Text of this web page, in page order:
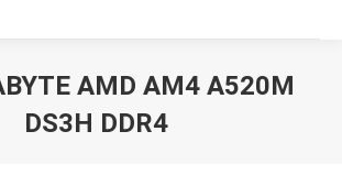
AMD AM4 A520M
DS3H DDR4